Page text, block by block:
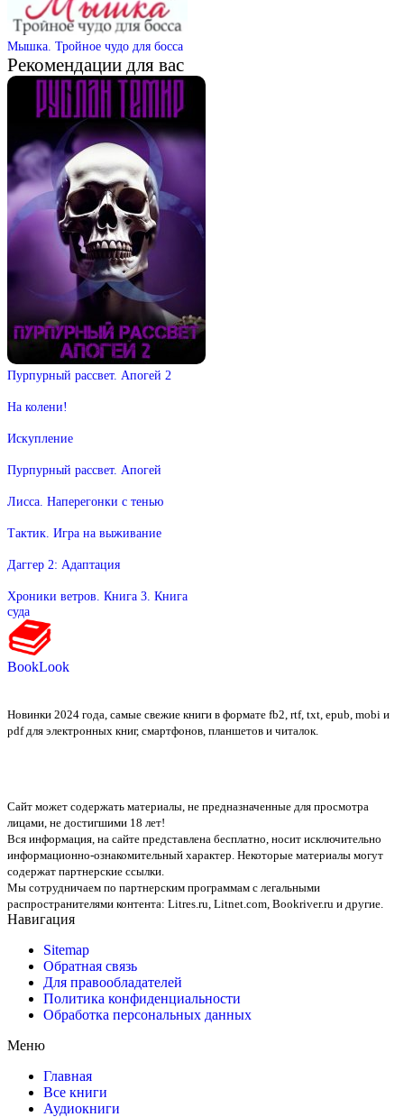
Мышка. Тройное чудо для босса
Рекомендации для вас
Пурпурный рассвет. Апогей 2
На колени!
Искупление
Пурпурный рассвет. Апогей
Лисса. Наперегонки с тенью
Тактик. Игра на выживание
Даггер 2: Адаптация
Хроники ветров. Книга 3. Книга
суда
BookLook
Новинки 2024 года, самые свежие книги в формате fb2, rtf, txt, epub, mobi и
pdf для электронных книг, смартфонов, планшетов и читалок.
Сайт может содержать материалы, не предназначенные для просмотра
лицами, не достигшими 18 лет!
Вся информация, на сайте представлена бесплатно, носит исключительно
информационно-ознакомительный характер. Некоторые материалы могут
содержат партнерские ссылки.
Мы сотрудничаем по партнерским программам с легальными
распространителями контента: Litres.ru, Litnet.com, Bookriver.ru и другие.
Навигация
Sitemap
Обратная связь
Для правообладателей
Политика конфиденциальности
Обработка персональных данных
Меню
Главная
Все книги
Аудиокниги